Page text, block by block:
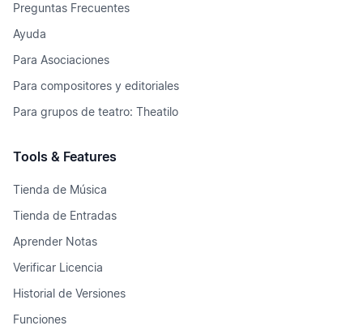
Preguntas Frecuentes
Ayuda
Para Asociaciones
Para compositores y editoriales
Para grupos de teatro: Theatilo
Tools & Features
Tienda de Música
Tienda de Entradas
Aprender Notas
Verificar Licencia
Historial de Versiones
Funciones